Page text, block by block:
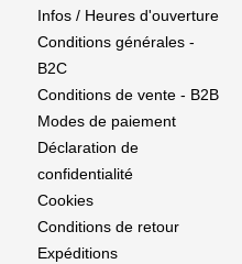
Infos / Heures d'ouverture
Conditions générales -
B2C
Conditions de vente - B2B
Modes de paiement
Déclaration de
confidentialité
Cookies
Conditions de retour
Expéditions